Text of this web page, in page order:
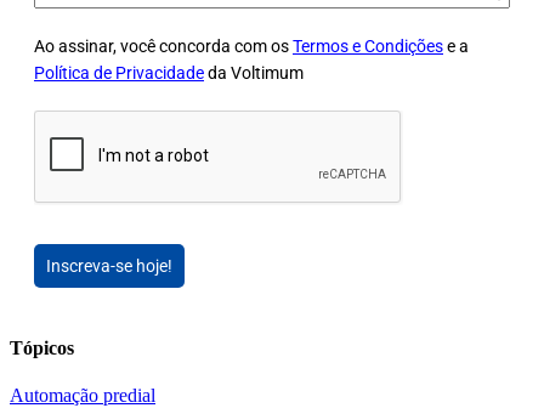
Ao assinar, você concorda com osTermos e Condiçõese a
Política de Privacidadeda Voltimum
Inscreva-se hoje!
Tópicos
Automação predial